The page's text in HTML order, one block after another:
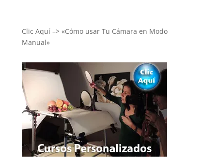
Clic Aquí –> «Cómo usar Tu Cámara en Modo
Manual»